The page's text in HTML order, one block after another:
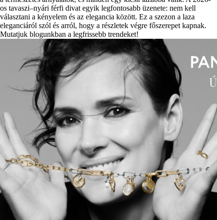
os tavaszi–nyári férfi divat egyik legfontosabb üzenete: nem kell
választani a kényelem és az elegancia között. Ez a szezon a laza
eleganciáról szól és arról, hogy a részletek végre főszerepet kapnak.
Mutatjuk blogunkban a legfrissebb trendeket!